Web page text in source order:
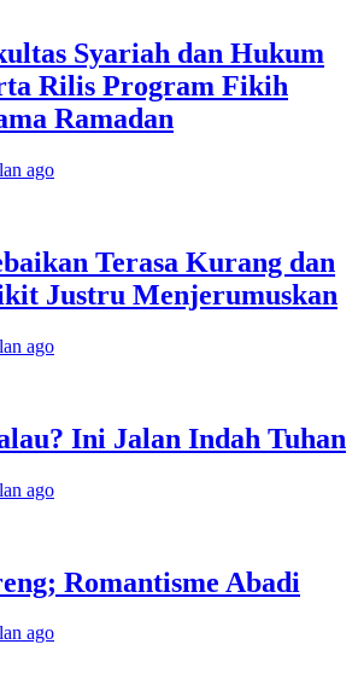
Syariah dan Hukum
Rilis Program Fikih
Ramadan
ago
Terasa Kurang dan
Justru Menjerumuskan
ago
Ini Jalan Indah Tuhan
ago
Romantisme Abadi
ago